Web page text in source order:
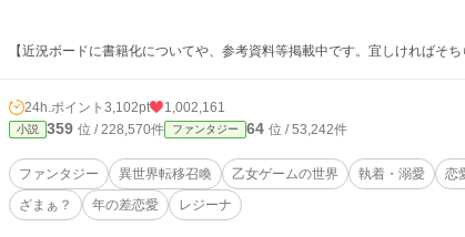
【近況ボードに書籍化についてや、参考資料等掲載中です。宜しければそち
24h.ポイント 3,102pt 1,002,161
小説 359 位 / 228,570件 ファンタジー 64 位 / 53,242件
ファンタジー 異世界転移召喚 乙女ゲームの世界 執着・溺愛 恋
ざまぁ？
年の差恋愛 レジーナ